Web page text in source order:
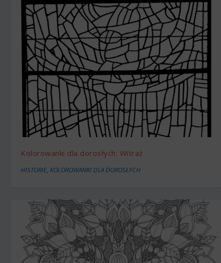
Kolorowanki dla dorosłych: Witraż
HISTORIE,KOLOROWANKI DLA DOROSŁYCH